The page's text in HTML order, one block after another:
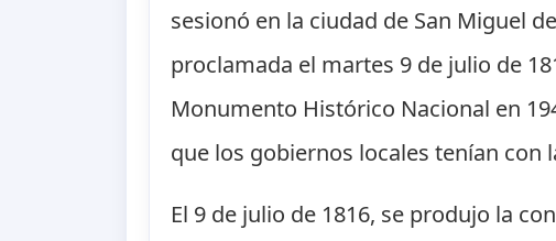
sesionó en la ciudad de San Miguel
proclamada el martes 9 de julio de
Monumento Histórico Nacional en
que los gobiernos locales tenían
El 9 de julio de 1816, se produjo la